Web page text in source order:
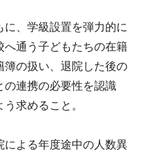
に、学級設置を弾力的に
へ通う子どもたちの在籍
簿の扱い、退院した後の
の連携の必要性を認識
求めること。
による年度途中の人数異